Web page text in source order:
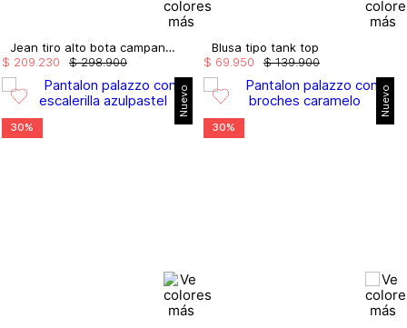
Jean tiro alto bota campana con cinturon
$ 298.900
$ 209 230
Blusa tipo tank top
$ 139.900
$ 69 950
Nuevo
30%
Nuevo
30%